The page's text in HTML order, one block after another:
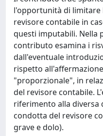
l'opportunità di limitare
revisore contabile in
questi imputabili. Nella
contributo esamina i
dall'eventuale
rispetto
"proporzionale", in
del revisore contabile.
riferimento alla diversa
condotta del revisore
grave e dolo).